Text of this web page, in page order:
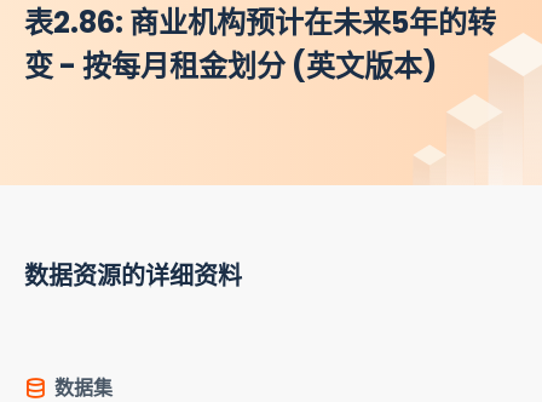
表2.86: 商业机构预计在未来5年的转
变 - 按每月租金划分 (英文版本)
数据资源的详细资料
数据集